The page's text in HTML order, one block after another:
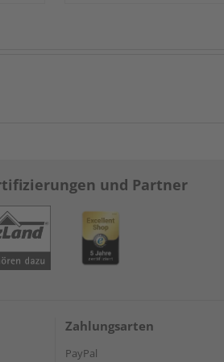
und Partner
Zahlungsarten
PayPal